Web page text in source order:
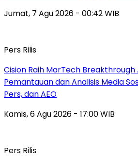
Jumat, 7 Agu 2026 - 00:42 WIB
Pers Rilis
Cision Raih MarTech
Pemantauan dan Analisis Media
Pers, dan AEO
Kamis, 6 Agu 2026 - 17:00 WIB
Pers Rilis